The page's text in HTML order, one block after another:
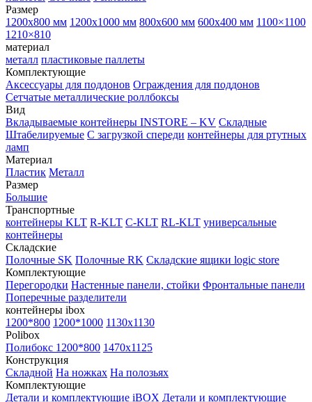
Размер
1200х800 мм 1200х1000 мм 800х600 мм 600х400 мм 1100×1100
1210×810
материал
металл пластиковые паллеты
Комплектующие
Аксессуары для поддонов Ограждения для поддонов
Сетчатые металлические роллбоксы
Вид
Вкладываемые контейнеры INSTORE – KV Складные
Штабелируемые С загрузкой спереди контейнеры для ртутных
ламп
Материал
Пластик Металл
Размер
Большие
Транспортные
контейнеры KLT R-KLT C-KLT RL-KLT универсальные
контейнеры
Складские
Полочные SK Полочные RK Складские ящики logic store
Комплектующие
Перегородки Настенные панели, стойки Фронтальные панели
Поперечные разделители
контейнеры ibox
1200*800 1200*1000 1130x1130
Polibox
Полибокс 1200*800 1470х1125
Конструкция
Складной На ножках На полозьях
Комплектующие
Детали и комплектующие iBOX Детали и комплектующие